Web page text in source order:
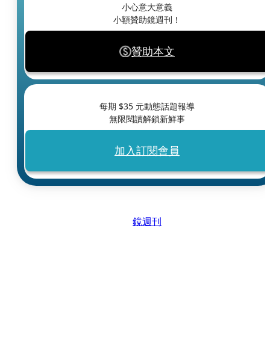
小心意大意義
小額贊助鏡週刊！
贊助本文
每期 $35 元動態話題報導
無限閱讀解鎖新鮮事
加入訂閱會員
鏡週刊